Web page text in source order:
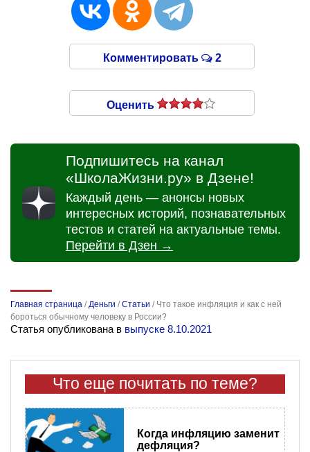
Комментировать 2
Оценить
Подпишитесь на канал
«ШколаЖизни.ру» в Дзене!
Каждый день — анонсы новых
интересных историй, познавательных
тестов и статей на актуальные темы.
Перейти в Дзен →
Главная страница /Деньги /Статьи / Что такое инфляция и как с ней
бороться обычному человеку в России?
Статья опубликована в выпуске 8.10.2021
Что еще почитать по теме?
Когда инфляцию заменит
дефляция?